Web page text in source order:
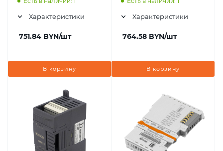
Характеристики
751.84 BYN/шт
В корзину
Характеристики
764.58 BYN/шт
В корзину